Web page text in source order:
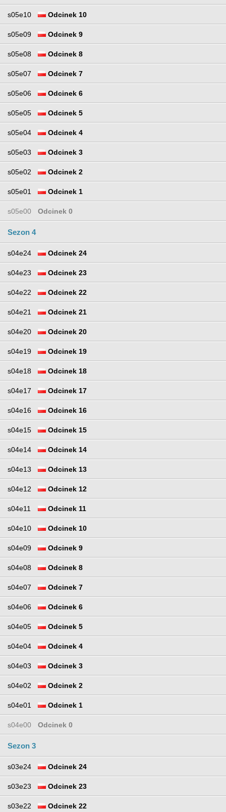
s05e10 Odcinek 10
s05e09 Odcinek 9
s05e08 Odcinek 8
s05e07 Odcinek 7
s05e06 Odcinek 6
s05e05 Odcinek 5
s05e04 Odcinek 4
s05e03 Odcinek 3
s05e02 Odcinek 2
s05e01 Odcinek 1
s05e00 Odcinek 0
Sezon 4
s04e24 Odcinek 24
s04e23 Odcinek 23
s04e22 Odcinek 22
s04e21 Odcinek 21
s04e20 Odcinek 20
s04e19 Odcinek 19
s04e18 Odcinek 18
s04e17 Odcinek 17
s04e16 Odcinek 16
s04e15 Odcinek 15
s04e14 Odcinek 14
s04e13 Odcinek 13
s04e12 Odcinek 12
s04e11 Odcinek 11
s04e10 Odcinek 10
s04e09 Odcinek 9
s04e08 Odcinek 8
s04e07 Odcinek 7
s04e06 Odcinek 6
s04e05 Odcinek 5
s04e04 Odcinek 4
s04e03 Odcinek 3
s04e02 Odcinek 2
s04e01 Odcinek 1
s04e00 Odcinek 0
Sezon 3
s03e24 Odcinek 24
s03e23 Odcinek 23
s03e22 Odcinek 22